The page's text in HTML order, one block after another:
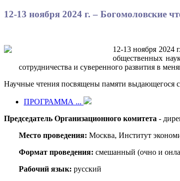
12-13 ноября 2024 г. – Богомоловские
12-13 ноября
общественных
сотрудничества и суверенного развития в
Научные чтения посвящены памяти выдающегося
ПРОГРАММА ...
Председатель Организационного комитета -
Место проведения: Москва, Институт
Формат проведения: смешанный (очно и
Рабочий язык: русский